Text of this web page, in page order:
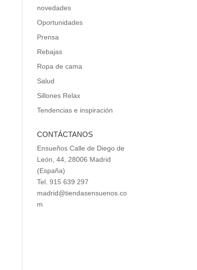
novedades
Oportunidades
Prensa
Rebajas
Ropa de cama
Salud
Sillones Relax
Tendencias e inspiración
CONTÁCTANOS
Ensueños Calle de Diego de
León, 44, 28006 Madrid
(España)
Tel. 915 639 297
madrid@tiendasensuenos.co
m